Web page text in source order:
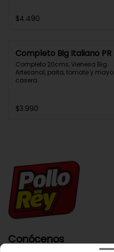
$4.490
Completo Big Italiano PR
Completo 20cms, Vienesa Big
Artesanal, palta, tomate y mayo
casera
$3.990
Conócenos